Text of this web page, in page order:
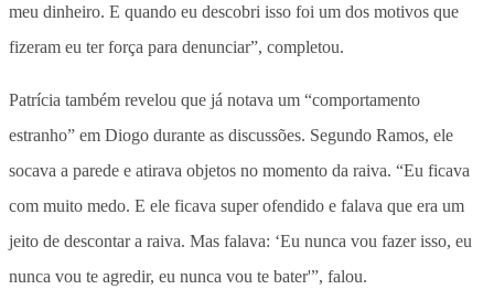
meu dinheiro. E quando eu descobri isso foi um dos motivos que
fizeram eu ter força para denunciar”, completou.
Patrícia também revelou que já notava um “comportamento
estranho” em Diogo durante as discussões. Segundo Ramos, ele
socava a parede e atirava objetos no momento da raiva. “Eu ficava
com muito medo. E ele ficava super ofendido e falava que era um
jeito de descontar a raiva. Mas falava: ‘Eu nunca vou fazer isso, eu
nunca vou te agredir, eu nunca vou te bater'”, falou.